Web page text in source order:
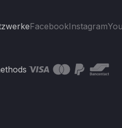
FacebookInstagram